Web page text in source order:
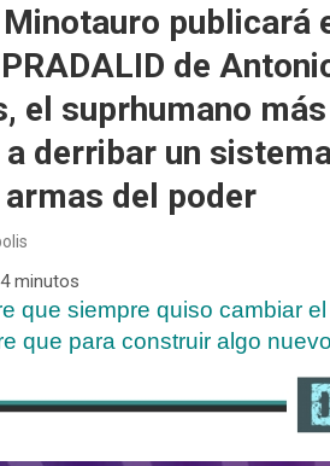
publicará
de
el suprhumano
derribar un
del poder
4 minutos
que siempre quiso cambiar
que para construir algo